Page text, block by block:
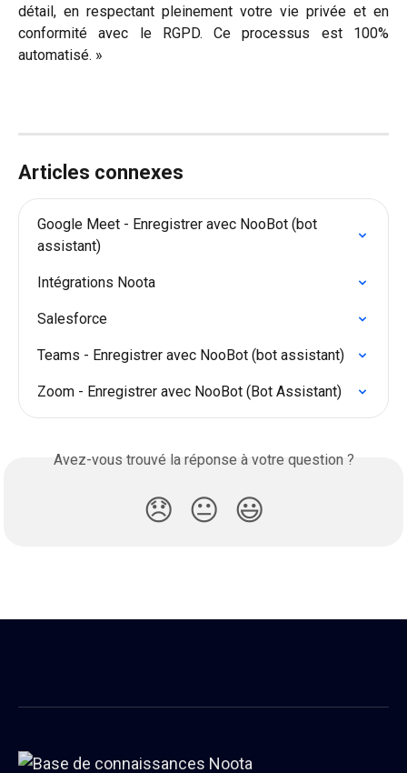
détail, en respectant pleinement votre vie privée et en
conformité avec le RGPD. Ce processus est 100%
automatisé. »
Articles connexes
Google Meet - Enregistrer avec NooBot (bot
assistant)
Intégrations Noota
Salesforce
Teams - Enregistrer avec NooBot (bot assistant)
Zoom - Enregistrer avec NooBot (Bot Assistant)
Avez-vous trouvé la réponse à votre question ?
😞 😐 😃